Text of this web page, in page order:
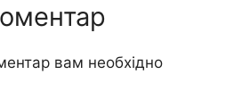
вам необхідно